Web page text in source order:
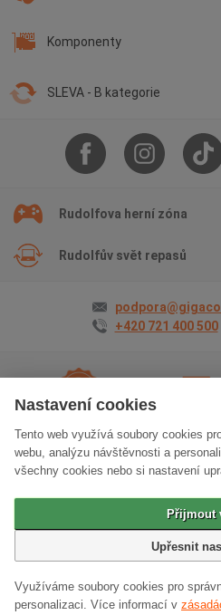
Nastavení cookies
Tento web využívá soubory cookies
webu, analýzu návštěvnosti a
všechny cookies nebo si nastavení
Přijmout
Upřesnit
Využíváme soubory cookies pro
personalizaci. Více informací v
Komponenty
SLEVA - B kategorie
Rudolfova herní zóna
Rudolfův svět repasů
+420 721 400 500
2 roky záruky na vše Doprava
Klasická
© 2006 - 2026